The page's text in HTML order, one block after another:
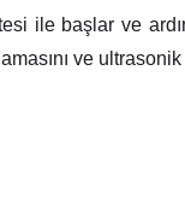
ile başlar ve
ve